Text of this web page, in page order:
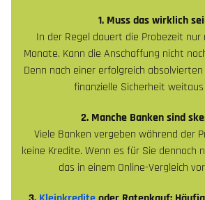
1. Muss das wirklich
In der Regel dauert die Probezeit nur
Monate. Kann die Anschaffung nicht
Denn nach einer erfolgreich
finanzielle Sicherheit
2. Manche Banken sind
Viele Banken vergeben während der
keine Kredite. Wenn es für Sie dennoch
das in einem Online-Vergleich